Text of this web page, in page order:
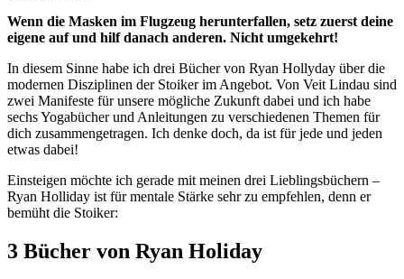
Wenn die Masken im Flugzeug herunterfallen, setz zuerst deine
eigene auf und hilf danach anderen. Nicht umgekehrt!
In diesem Sinne habe ich drei Bücher von Ryan Hollyday über die
modernen Disziplinen der Stoiker im Angebot. Von Veit Lindau sind
zwei Manifeste für unsere mögliche Zukunft dabei und ich habe
sechs Yogabücher und Anleitungen zu verschiedenen Themen für
dich zusammengetragen. Ich denke doch, da ist für jede und jeden
etwas dabei!
Einsteigen möchte ich gerade mit meinen drei Lieblingsbüchern –
Ryan Holliday ist für mentale Stärke sehr zu empfehlen, denn er
bemüht die Stoiker:
3 Bücher von Ryan Holiday